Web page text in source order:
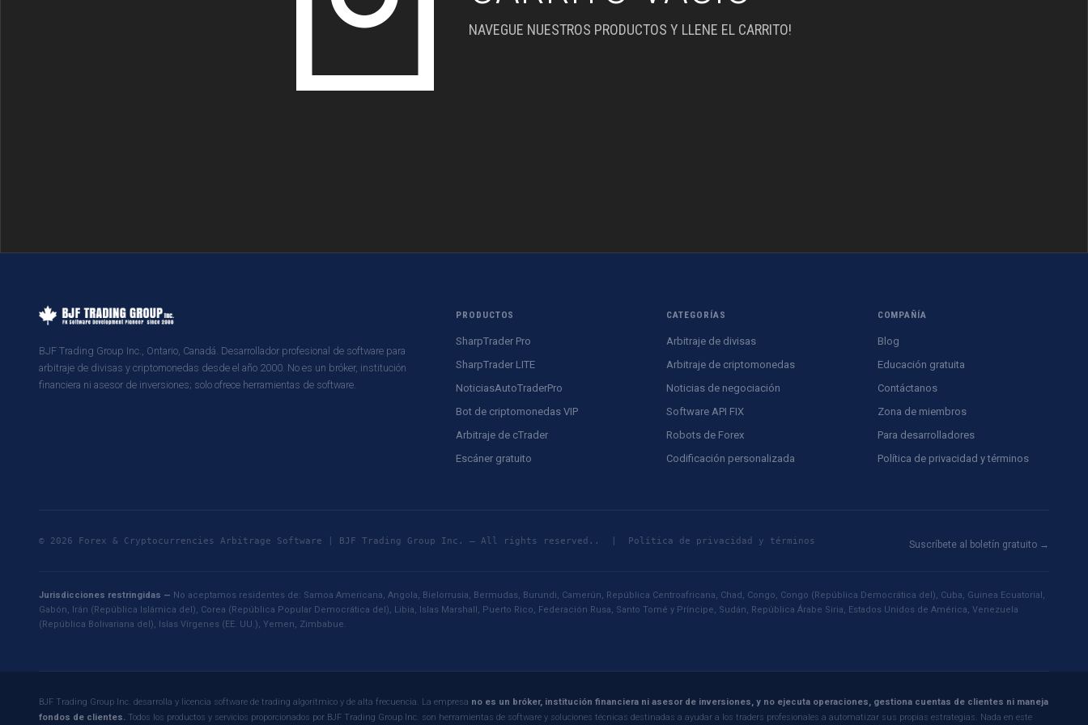
NAVEGUE NUESTROS PRODUCTOS Y LLENE EL CARRITO!
BJF Trading Group Inc., Ontario, Canadá. Desarrollador profesional de software para
arbitraje de divisas y criptomonedas desde el año 2000. No es un bróker, institución
financiera ni asesor de inversiones; solo ofrece herramientas de software.
PRODUCTOS
SharpTrader Pro
SharpTrader LITE
NoticiasAutoTraderPro
Bot de criptomonedas VIP
Arbitraje de cTrader
Escáner gratuito
CATEGORÍAS
Arbitraje de divisas
Arbitraje de criptomonedas
Noticias de negociación
Software API FIX
Robots de Forex
Codificación personalizada
COMPAÑÍA
Blog
Educación gratuita
Contáctanos
Zona de miembros
Para desarrolladores
Política de privacidad y términos
© 2026 Forex & Cryptocurrencies Arbitrage Software | BJF Trading Group Inc. — All rights reserved.. | Política de privacidad y términos Suscríbete al boletín gratuito →
Jurisdicciones restringidas — No aceptamos residentes de: Samoa Americana, Angola, Bielorrusia, Bermudas, Burundi, Camerún, República Centroafricana, Chad, Congo, Congo (República Democrática del), Cuba, Guinea Ecuatorial,
Gabón, Irán (República Islámica del), Corea (República Popular Democrática del), Libia, Islas Marshall, Puerto Rico, Federación Rusa, Santo Tomé y Príncipe, Sudán, República Árabe Siria, Estados Unidos de América, Venezuela
(República Bolivariana del), Islas Vírgenes (EE. UU.), Yemen, Zimbabue.
BJF Trading Group Inc. desarrolla y licencia software de trading algorítmico y de alta frecuencia. La empresa no es un bróker, institución financiera ni asesor de inversiones, y no ejecuta operaciones, gestiona cuentas de clientes ni maneja
fondos de clientes. Todos los productos y servicios proporcionados por BJF Trading Group Inc. son herramientas de software y soluciones técnicas destinadas a ayudar a los traders profesionales a automatizar sus propias estrategias. Nada en este